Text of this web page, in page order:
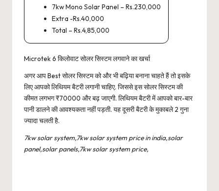
7kw Mono Solar Panel – Rs.230,000
Extra -Rs.40,000
Total – Rs.4,85,000
Microtek 6 किलोवाट सोलर सिस्टम लगवाने का खर्चा
अगर आप Best सोलर सिस्टम को और भी बढ़िया बनाना चाहते हैं तो इसके
लिए आपको लिथियम बैटरी लगानी चाहिए. जिससे इस सोलर सिस्टम की
कीमत लगभग ₹70000 और बढ़ जाएगी. लिथियम बैटरी में आपको बार-बार
पानी डालने की आवश्यकता नहीं पड़ती. यह दूसरी बैटरी के मुकाबले 2 गुना
ज्यादा चलती है.
7kw solar system,7kw solar system price in india,solar
panel,solar panels,7kw solar system price,